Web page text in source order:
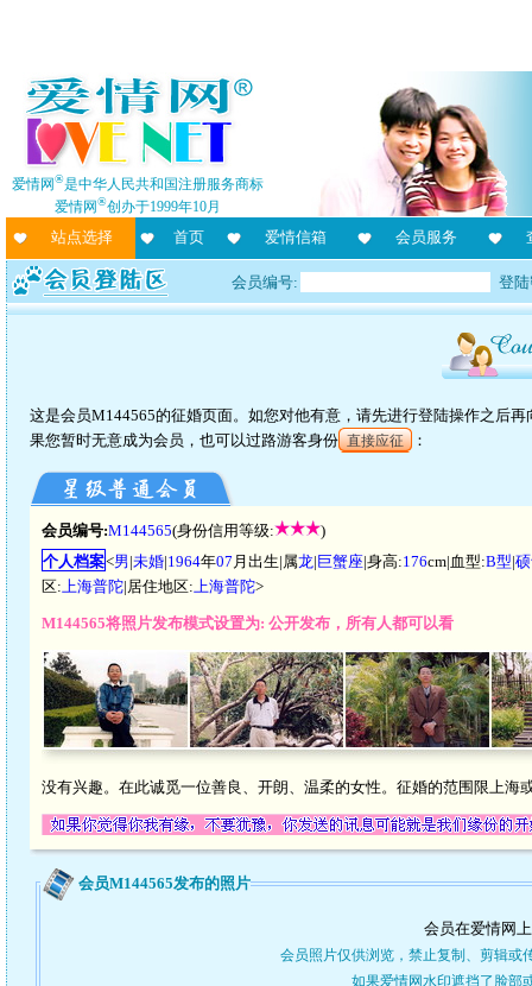
爱情网®是中华人民共和国注册服务商标
爱情网®创办于1999年10月
站点选择 首页 爱情信箱 会员服务
会员编号: 登
这是会员M144565的征婚页面。如您对他有意，请先进行登陆操作之后
果您暂时无意成为会员，也可以过路游客身份 直接应征 ：
会员编号:M144565(身份信用等级:
)
个人档案<男|未婚|1964年07 月出生|属龙| 巨蟹座|身高:176cm|血型:B型|
区:上海普陀|居住地区:上海普陀>
M144565将照片发布模式设置为: 公开发布，所有人都可以看
没有兴趣。在此诚觅一位善良、开朗、温柔的女性。征婚的范围限上
会员M144565发布的照片
会员在爱情网
会员照片仅供浏览，禁止复制、剪辑或
如果爱情网水印遮挡了脸部